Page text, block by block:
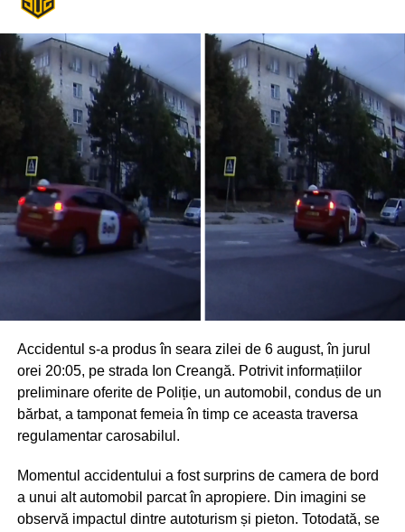
Accidentul s-a produs în seara zilei de 6 august, în jurul
orei 20:05, pe strada Ion Creangă. Potrivit informațiilor
preliminare oferite de Poliție, un automobil, condus de un
bărbat, a tamponat femeia în timp ce aceasta traversa
regulamentar carosabilul.
Momentul accidentului a fost surprins de camera de bord
a unui alt automobil parcat în apropiere. Din imagini se
observă impactul dintre autoturism și pieton. Totodată, se